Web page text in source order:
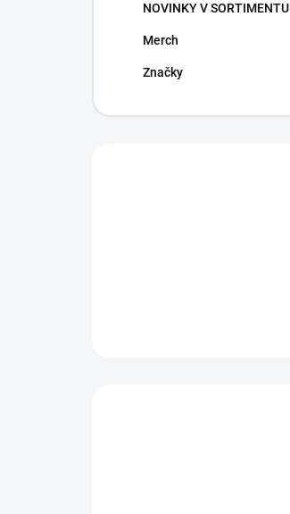
NOVINKY V SORTIMENTU
Merch
Značky